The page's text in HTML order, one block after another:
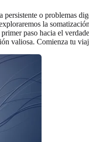
o problemas
la
paso hacia el
valiosa. Comienza tu